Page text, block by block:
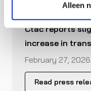
Alleen
Ctac reports
increase in
February 27, 2026
Read press